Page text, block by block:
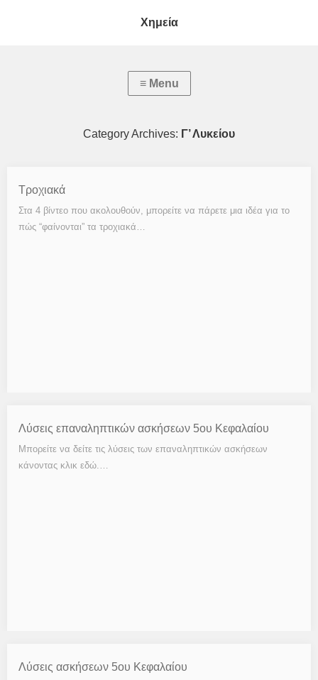
Χημεία
Category Archives: Γ’ Λυκείου
Τροχιακά
Στα 4 βίντεο που ακολουθούν, μπορείτε να πάρετε μια ιδέα για το
πώς “φαίνονται” τα τροχιακά…
Λύσεις επαναληπτικών ασκήσεων 5ου Κεφαλαίου
Μπορείτε να δείτε τις λύσεις των επαναληπτικών ασκήσεων
κάνοντας κλικ εδώ.…
Λύσεις ασκήσεων 5ου Κεφαλαίου